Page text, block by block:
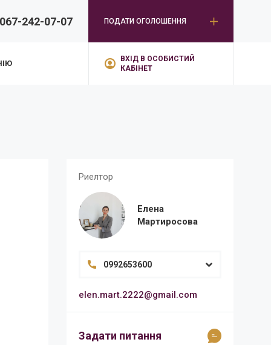
067-242-07-07 ПОДАТИ ОГОЛОШЕННЯ
ВХІД В ОСОБИСТИЙ
КАБІНЕТ
Риелтор
Елена
Мартиросова
0992653600
elen.mart.2222@gmail.com
Задати питання